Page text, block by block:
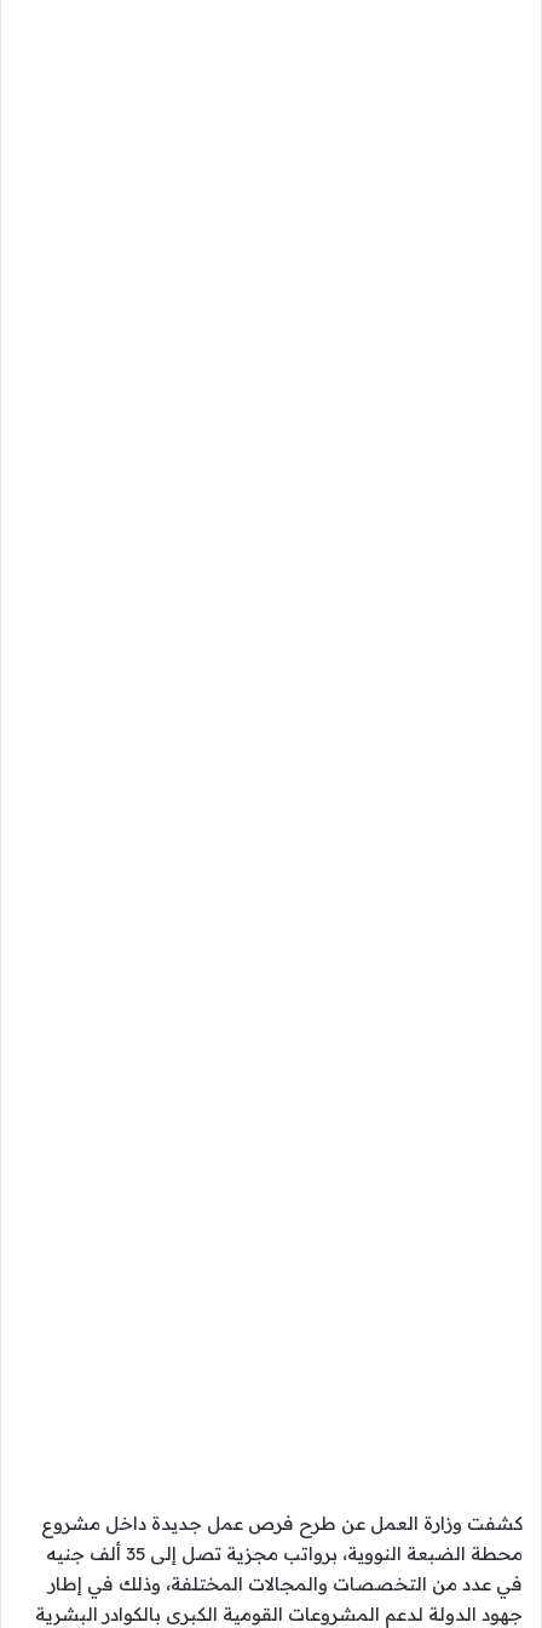
كشفت وزارة العمل عن طرح فرص عمل جديدة داخل مشروع
محطة الضبعة النووية، برواتب مجزية تصل إلى 35 ألف جنيه
في عدد من التخصصات والمجالات المختلفة، وذلك في إطار
جهود الدولة لدعم المشروعات القومية الكبرى بالكوادر البشرية